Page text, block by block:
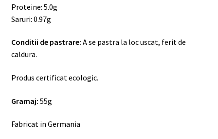
Proteine: 5.0g
Saruri: 0.97g
Conditii de pastrare: A se pastra la loc uscat, ferit de
caldura.
Produs certificat ecologic.
Gramaj: 55g
Fabricat in Germania